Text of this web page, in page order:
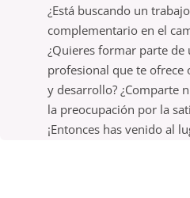
¿Está buscando un
complementario en el
¿Quieres formar parte
profesional que te
y desarrollo? ¿Comparte
la preocupación por la
¡Entonces has venido al